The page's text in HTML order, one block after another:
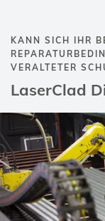
KANN SICH IHR
VERALTETER
LaserClad